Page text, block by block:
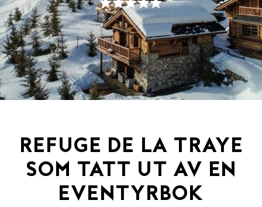
REFUGE DE LA TRAYE
SOM TATT UT AV EN
EVENTYRBOK